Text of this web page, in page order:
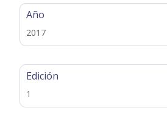
Año
2017
Edición
1